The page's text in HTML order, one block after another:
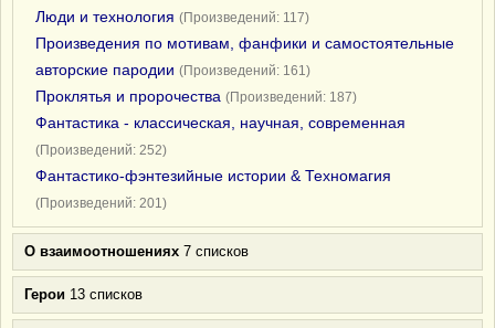
Люди и технология (Произведений: 117)
Произведения по мотивам, фанфики и самостоятельные
авторские пародии (Произведений: 161)
Проклятья и пророчества (Произведений: 187)
Фантастика - классическая, научная, современная
(Произведений: 252)
Фантастико-фэнтезийные истории & Техномагия
(Произведений: 201)
О взаимоотношениях 7 списков
Герои 13 списков